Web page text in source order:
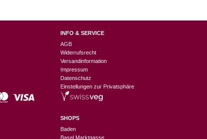
INFO & SERVICE
AGB
Widerrufsrecht
Versandinformation
Impressum
Datenschutz
Einstellungen zur Privatsphäre
SHOPS
Baden
Basel Marktgasse